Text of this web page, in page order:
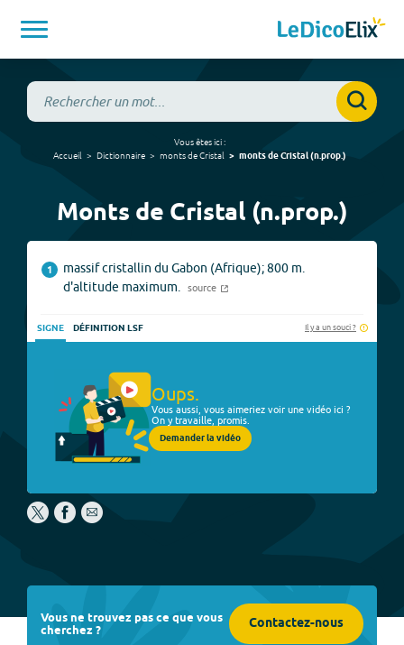
Vous êtes ici :
Accueil
Dictionnaire monts de Cristal monts de Cristal(n.prop.)
Monts de Cristal (n.prop.)
1
massif cristallin du Gabon (Afrique); 800 m.
d'altitude maximum.
source
SIGNE DÉFINITION LSF Il y a un souci ?
Oups.
Vous aussi, vous aimeriez voir une vidéo ici ?
On y travaille, promis.
Demander la vidéo
Vous ne trouvez pas ce que vous
cherchez ? Contactez-nous